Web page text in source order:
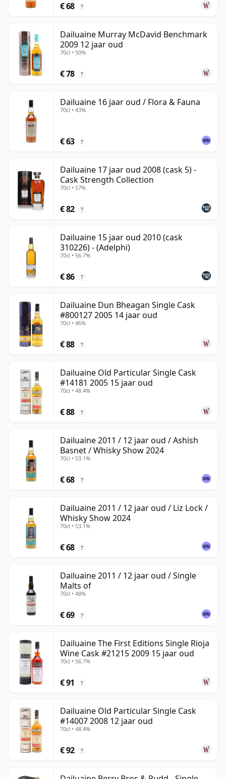
€ 68 ?
Dailuaine Murray McDavid Benchmark
2009 12 jaar oud
70cl • 50%
€ 78 ?
Dailuaine 16 jaar oud / Flora & Fauna
70cl • 43%
€ 63 ?
Dailuaine 17 jaar oud 2008 (cask 5) -
Cask Strength Collection
70cl • 57%
€ 82 ?
Dailuaine 15 jaar oud 2010 (cask
310226) - (Adelphi)
70cl • 56.7%
€ 86 ?
Dailuaine Dun Bheagan Single Cask
#800127 2005 14 jaar oud
70cl • 46%
€ 88 ?
Dailuaine Old Particular Single Cask
#14181 2005 15 jaar oud
70cl • 48.4%
€ 88 ?
Dailuaine 2011 / 12 jaar oud / Ashish
Basnet / Whisky Show 2024
70cl • 53.1%
€ 68 ?
Dailuaine 2011 / 12 jaar oud / Liz Lock /
Whisky Show 2024
70cl • 53.1%
€ 68 ?
Dailuaine 2011 / 12 jaar oud / Single
Malts of
70cl • 48%
€ 69 ?
Dailuaine The First Editions Single Rioja
Wine Cask #21215 2009 15 jaar oud
70cl • 56.7%
€ 91 ?
Dailuaine Old Particular Single Cask
#14007 2008 12 jaar oud
70cl • 48.4%
€ 92 ?